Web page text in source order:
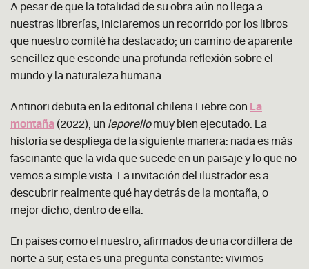
A pesar de que la totalidad de su obra aún no llega a
nuestras librerías, iniciaremos un recorrido por los libros
que nuestro comité ha destacado; un camino de aparente
sencillez que esconde una profunda reflexión sobre el
mundo y la naturaleza humana.
Antinori debuta en la editorial chilena Liebre con La
montaña (2022), un leporello muy bien ejecutado. La
historia se despliega de la siguiente manera: nada es más
fascinante que la vida que sucede en un paisaje y lo que no
vemos a simple vista. La invitación del ilustrador esa
descubrir realmente qué hay detrás de la montaña, o
mejor dicho, dentro de ella.
En países como el nuestro, afirmados de una cordillera de
norte a sur, esta es una pregunta constante: vivimos